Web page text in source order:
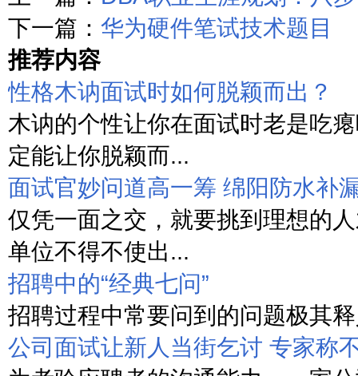
下一篇： 华为硬件笔试技术题目
推荐内容
性格木讷面试时如何脱颖而出？
木讷的个性让你在面试时老是吃
定能让你脱颖而...
面试官妙问道高一筹 绵阳防水补
仅凭一面之交，就要挑到理想的
单位不得不使出...
招聘中的“经典七问”
招聘过程中常要问到的问题极其
公司面试让新人当街乞讨 专家称